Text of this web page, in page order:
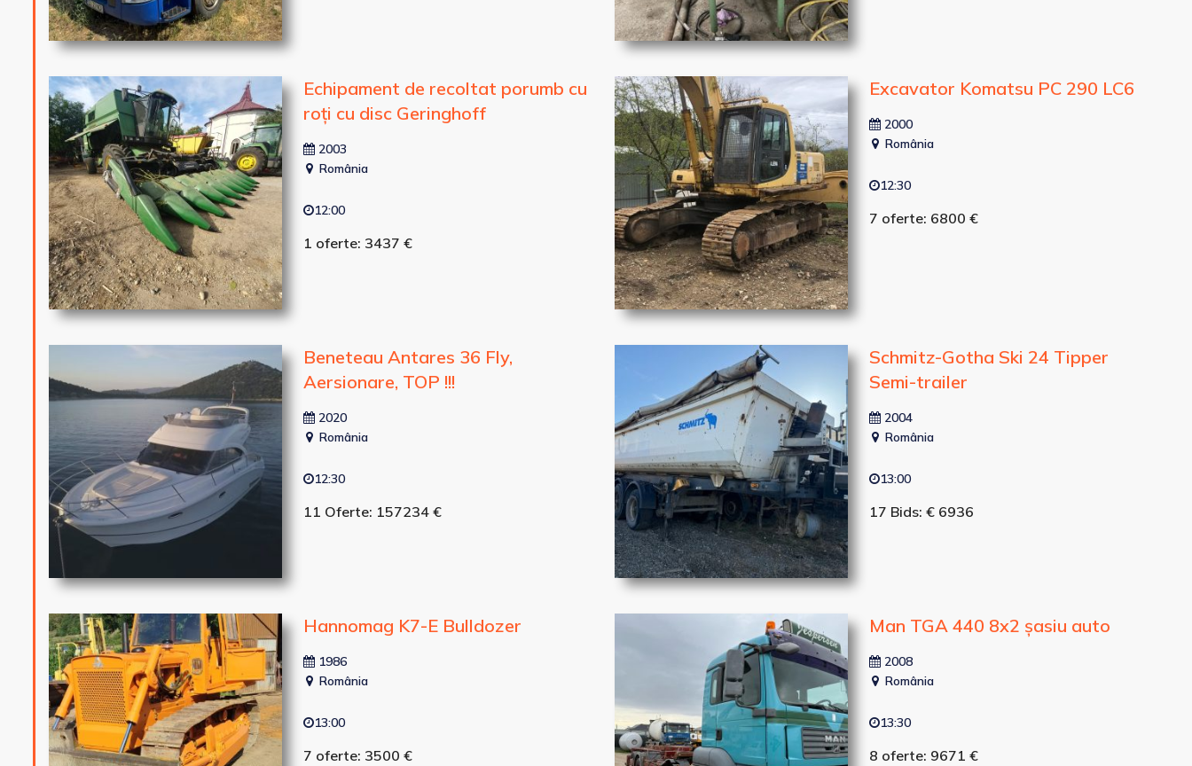
Echipament de recoltat porumb cu
roți cu disc Geringhoff
2003
România
12:00
1 oferte: 3437 €
Excavator Komatsu PC 290 LC6
2000
România
12:30
7 oferte: 6800 €
Beneteau Antares 36 Fly,
Aersionare, TOP !!!
2020
România
12:30
11 Oferte: 157234 €
Schmitz-Gotha Ski 24 Tipper
Semi-trailer
2004
România
13:00
17 Bids: € 6936
Hannomag K7-E Bulldozer
1986
România
13:00
7 oferte: 3500 €
Man TGA 440 8x2 șasiu auto
2008
România
13:30
8 oferte: 9671 €